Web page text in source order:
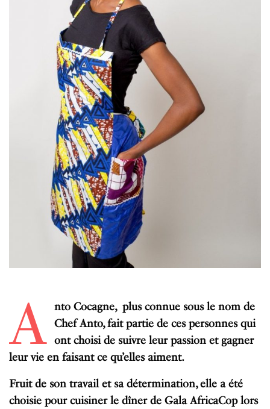
A nto Cocagne, plus connue sous le nom de
Chef Anto, fait partie de ces personnes qui
ont choisi de suivre leur passion et gagner
leur vie en faisant ce qu’elles aiment.
Fruit de son travail et sa détermination, elle a été
choisie pour cuisiner le dîner de Gala AfricaCop lors